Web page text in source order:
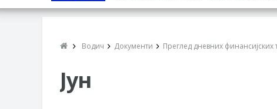
ТЕРИТОРИЈИ ГРАДА БИЈЕЉИНА ЗА
ПРЕЛИМИНАРНA РАНГ ЛИСТA
ДЕМОБИЛИСАНЕ БОРЦЕ ВОЈСКЕ
Водич Документи Преглед дневних финансијских
Јун